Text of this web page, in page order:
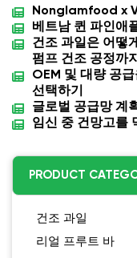
Nonglamfood x
베트남 퀸 파인애
건조 과일은 어떻
펌프 건조 공정까지
OEM 및 대량 공
선택하기
글로벌 공급망 계
임신 중 건망고를
PRODUCT
건조 과일
리얼 프루트 바